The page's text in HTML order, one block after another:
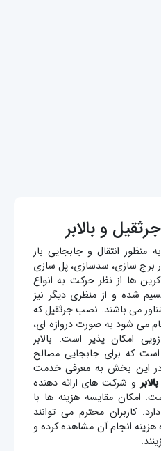
و بالابر
به منظور انتقال و جابجایی بار
برج سازی، سدسازی، پل سازی
ها از نظر حرکت به انواع
شده و از منظری دیگر نیز
می باشند. نصب جرثقیل که
می شود به صورت دروازه ای،
امکان پذیر است. بالابر
است که برای جابجایی مصالح
در این بخش به معرفی خدمت
و شرکت های ارائه دهنده
امکان مقایسه هزینه ها با
کاربران محترم می توانند
انجام آن مشاهده کرده و